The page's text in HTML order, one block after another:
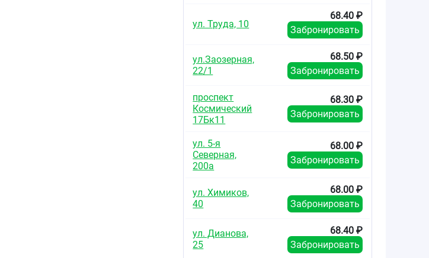
ул. Труда, 10
68.40 ₽
Забронировать
ул.Заозерная,
22/1
68.50 ₽
Забронировать
проспект
Космический
17Бк11
68.30 ₽
Забронировать
ул. 5-я
Северная,
200а
68.00 ₽
Забронировать
ул. Химиков,
40
68.00 ₽
Забронировать
ул. Дианова,
25
68.40 ₽
Забронировать